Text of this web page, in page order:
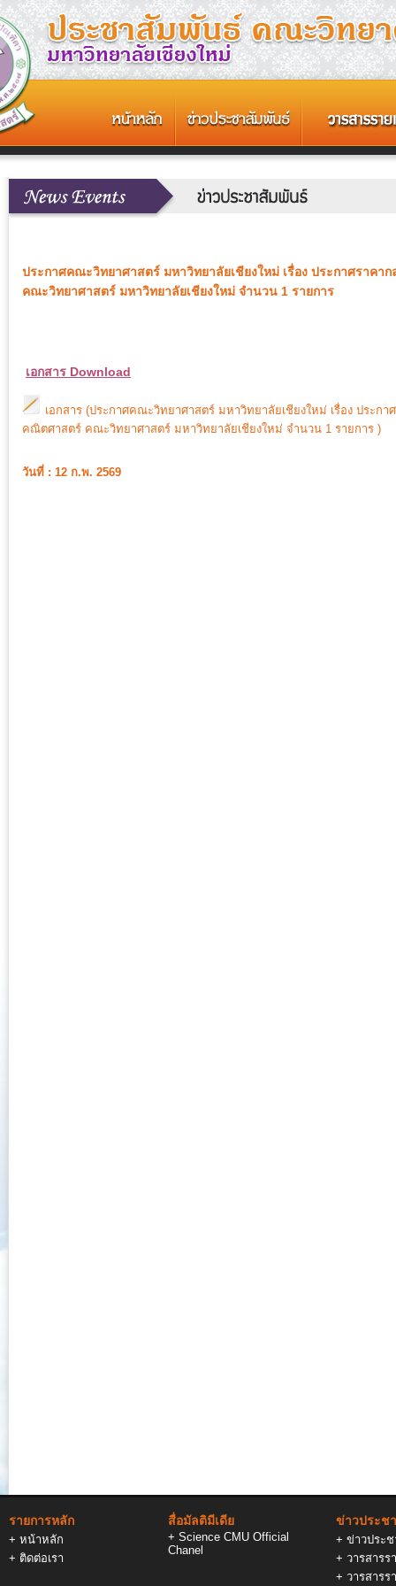
ประกาศคณะวิทยาศาสตร์ มหาวิทยาลัยเชียงใหม่ เรื่อง ประกาศราค
คณะวิทยาศาสตร์ มหาวิทยาลัยเชียงใหม่ จำนวน 1 รายการ
เอกสาร Download
เอกสาร (ประกาศคณะวิทยาศาสตร์ มหาวิทยาลัยเชียงใหม่ เรื่อง ประก
คณิตศาสตร์ คณะวิทยาศาสตร์ มหาวิทยาลัยเชียงใหม่ จำนวน 1 รายการ )
วันที่ : 12 ก.พ. 2569
รายการหลัก
+ หน้าหลัก
+ ติดต่อเรา
สื่อมัลติมีเดีย
+ Science CMU Official
Chanel
ข่าวประช
+ ข่าวประ
+ วารสารร
+ วารสารร